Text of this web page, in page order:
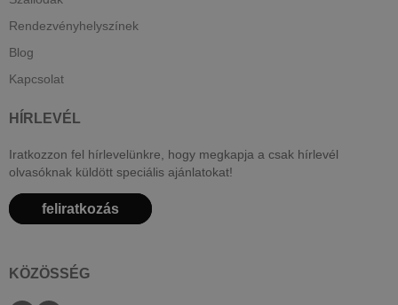
Rendezvényhelyszínek
Blog
Kapcsolat
HÍRLEVÉL
Iratkozzon fel hírlevelünkre, hogy megkapja a csak hírlevél
olvasóknak küldött speciális ajánlatokat!
feliratkozás
KÖZÖSSÉG